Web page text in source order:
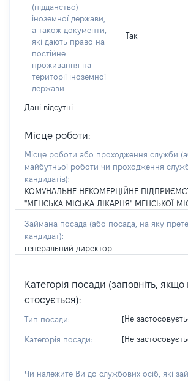
(підданство)
іноземної держави,
а також документи,
які дають право на
постійне
проживання на
території іноземної
держави
Так
Дані відсутні
Місце роботи:
Місце роботи або проходження служби
майбутньої роботи чи проходження
кандидатів):
КОМУНАЛЬНЕ НЕКОМЕРЦІЙНЕ
"МЕНСЬКА МІСЬКА ЛІКАРНЯ" МЕНСЬКОЇ
Займана посада (або посада, на яку
кандидат):
генеральний директор
Категорія посади (заповніть, якщо
стосується):
Тип посади: [Не
Категорія посади: [Не
Чи належите Ви до службових осіб, які